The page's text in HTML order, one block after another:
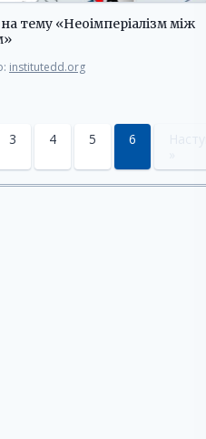
тему «Неоімперіалізм між
institutedd.org
3 4 5 6